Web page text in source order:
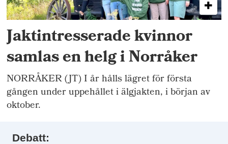
Jaktintresserade kvinnor
samlas en helg i Norråker
NORRÅKER (JT) I år hålls lägret för första
gången under uppehållet i älgjakten, i början av
oktober.
Debatt: